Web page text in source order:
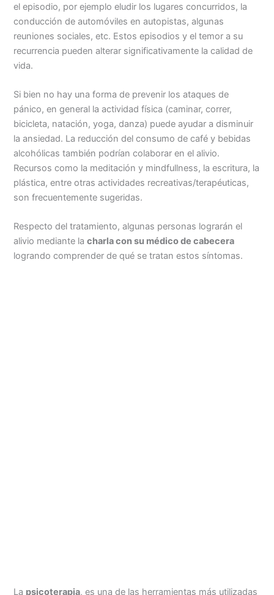
el episodio, por ejemplo eludir los lugares concurridos, la
conducción de automóviles en autopistas, algunas
reuniones sociales, etc. Estos episodios y el temor a su
recurrencia pueden alterar significativamente la calidad de
vida.
Si bien no hay una forma de prevenir los ataques de
pánico, en general la actividad física (caminar, correr,
bicicleta, natación, yoga, danza) puede ayudar a disminuir
la ansiedad. La reducción del consumo de café y bebidas
alcohólicas también podrían colaborar en el alivio.
Recursos como la meditación y mindfullness, la escritura, la
plástica, entre otras actividades recreativas/terapéuticas,
son frecuentemente sugeridas.
Respecto del tratamiento, algunas personas lograrán el
alivio mediante lacharla con su médico de cabecera
logrando comprender de qué se tratan estos síntomas.
La psicoterapia, es una de las herramientas más utilizadas